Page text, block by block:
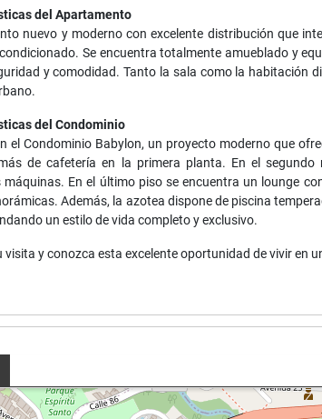
del Apartamento
nuevo y moderno con excelente distribución que
Se encuentra totalmente amueblado y
y comodidad. Tanto la sala como la habitación
del Condominio
el Condominio Babylon, un proyecto moderno que
de cafetería en la primera planta. En el
máquinas. En el último piso se encuentra un lounge
Además, la azotea dispone de piscina
un estilo de vida completo y exclusivo.
visita y conozca esta excelente oportunidad de vivir en